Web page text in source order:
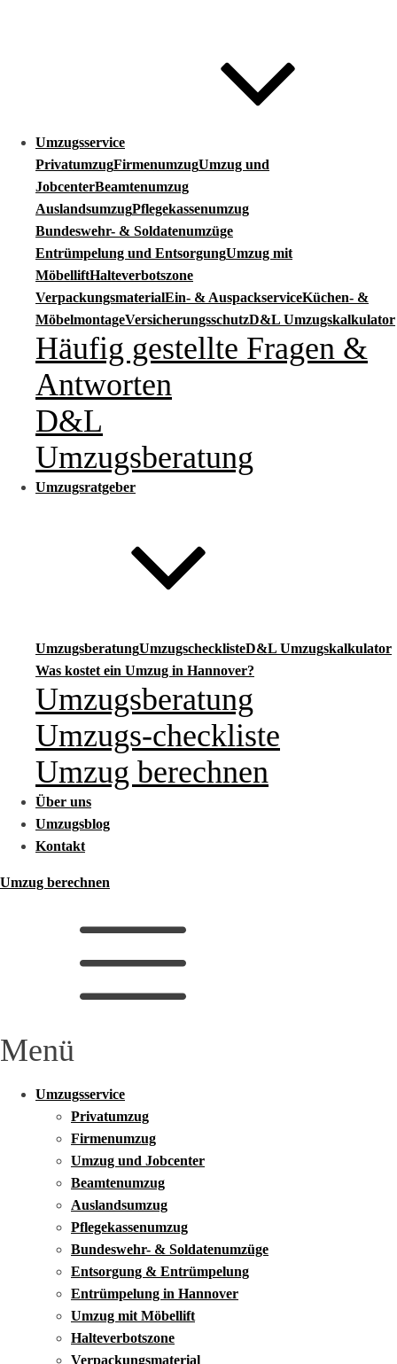
Umzugsservice
PrivatumzugFirmenumzugUmzug und
JobcenterBeamtenumzug
AuslandsumzugPflegekassenumzug
Bundeswehr- & Soldatenumzüge
Entrümpelung und EntsorgungUmzug mit
MöbelliftHalteverbotszone
VerpackungsmaterialEin- & AuspackserviceKüchen- &
MöbelmontageVersicherungsschutzD&L Umzugskalkulator
Häufig gestellte Fragen &
Antworten
D&L
Umzugsberatung
Umzugsratgeber
UmzugsberatungUmzugschecklisteD&L Umzugskalkulator
Was kostet ein Umzug in Hannover?
Umzugsberatung
Umzugs-checkliste
Umzug berechnen
Über uns
Umzugsblog
Kontakt
Umzug berechnen
Menü
Umzugsservice
Privatumzug
Firmenumzug
Umzug und Jobcenter
Beamtenumzug
Auslandsumzug
Pflegekassenumzug
Bundeswehr- & Soldatenumzüge
Entsorgung & Entrümpelung
Entrümpelung in Hannover
Umzug mit Möbellift
Halteverbotszone
Verpackungsmaterial